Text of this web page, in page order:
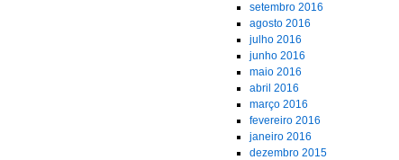
setembro 2016
agosto 2016
julho 2016
junho 2016
maio 2016
abril 2016
março 2016
fevereiro 2016
janeiro 2016
dezembro 2015